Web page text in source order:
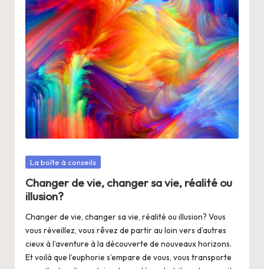
Posté
La boîte à conseils
Changer de vie, changer sa vie, réalité ou
illusion?
Changer de vie, changer sa vie, réalité ou illusion? Vous
vous réveillez, vous rêvez de partir au loin vers d’autres
cieux à l’aventure à la découverte de nouveaux horizons.
Et voilà que l’euphorie s’empare de vous, vous transporte